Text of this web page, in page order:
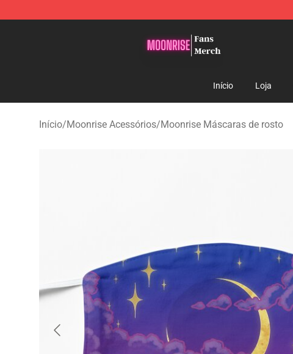
Início Loja
Início/Moonrise Acessórios/Moonrise Máscaras de rosto